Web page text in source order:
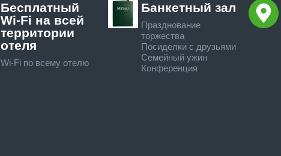
Бесплатный
Wi-Fi на всей
территории
отеля
Wi-Fi по всему отелю
Банкетный зал
Празднование
торжества
Посиделки с друзьями
Семейный ужин
Конференция